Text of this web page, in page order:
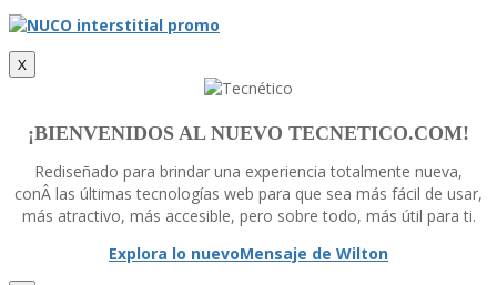
X
¡BIENVENIDOS AL NUEVO TECNETICO.COM!
Rediseñado para brindar una experiencia totalmente nueva,
conÂ las últimas tecnologí­as web para que sea más fácil de usar,
más atractivo, más accesible, pero sobre todo, más útil para ti.
Explora lo nuevoMensaje de Wilton